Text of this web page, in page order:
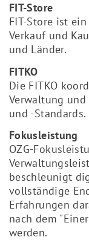
FIT-Store
FIT-Store ist
Verkauf und
und Länder.
FITKO
Die FITKO
Verwaltung
und -Standards.
Fokusleistung
OZG-
beschleunigt
vollständige
Erfahrungen
nach dem
werden.